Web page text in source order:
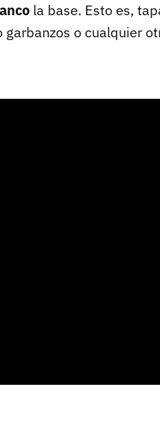
la base. Esto es,
garbanzos o cualquier